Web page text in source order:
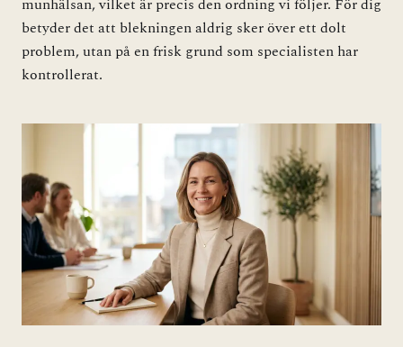
munhälsan, vilket är precis den ordning vi följer. För dig
betyder det att blekningen aldrig sker över ett dolt
problem, utan på en frisk grund som specialisten har
kontrollerat.